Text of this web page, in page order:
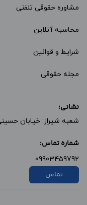
مشاوره حقوقی تلفنی
محاسبه آنلاین
شرایط و قوانین
مجله حقوقی
نشانی:
شعبه شیراز: خیابان
شماره تماس:
09903459792
تماس